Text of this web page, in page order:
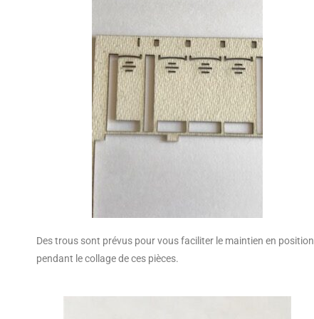
Des trous sont prévus pour vous faciliter le maintien en position
pendant le collage de ces pièces.